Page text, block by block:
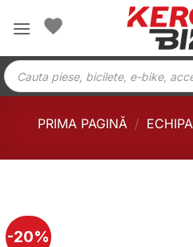
Products
search
PRIMA PAGINĂ /
-20%